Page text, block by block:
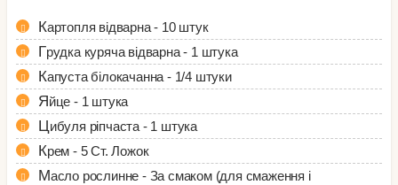
Картопля відварна - 10 штук
Грудка куряча відварна - 1 штука
Капуста білокачанна - 1/4 штуки
Яйце - 1 штука
Цибуля ріпчаста - 1 штука
Крем - 5 Ст. Ложок
Масло рослинне - За смаком (для смаження і